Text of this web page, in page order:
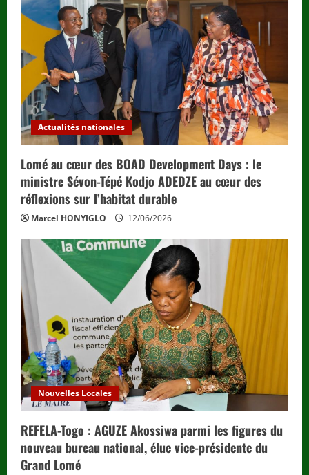
Actualités nationales
Lomé au cœur des BOAD Development Days : le
ministre Sévon-Tépé Kodjo ADEDZE au cœur des
réflexions sur l’habitat durable
Marcel HONYIGLO 12/06/2026
Nouvelles Locales
REFELA-Togo : AGUZE Akossiwa parmi les figures du
nouveau bureau national, élue vice-présidente du
Grand Lomé